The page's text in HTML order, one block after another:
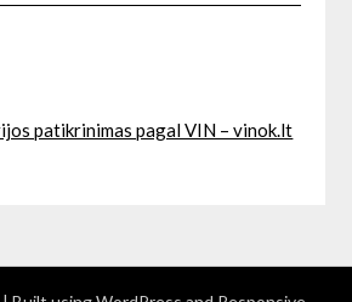
patikrinimas pagal VIN – vinok.lt